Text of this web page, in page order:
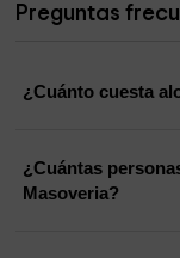
Preguntas
¿Cuánto cuesta
¿Cuántas
Masoveria?